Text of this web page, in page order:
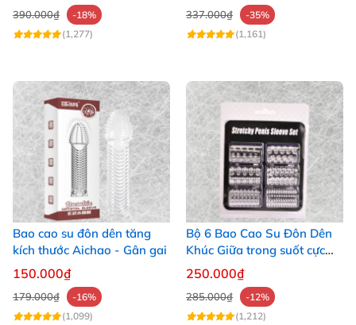
390.000₫
-18%
(1,277)
337.000₫
-35%
(1,161)
Bao cao su đôn dên tăng
kích thước Aichao - Gân gai
150.000₫
179.000₫
-16%
(1,099)
Bộ 6 Bao Cao Su Đôn Dên
Khúc Giữa trong suốt cực
phê
250.000₫
285.000₫
-12%
(1,212)